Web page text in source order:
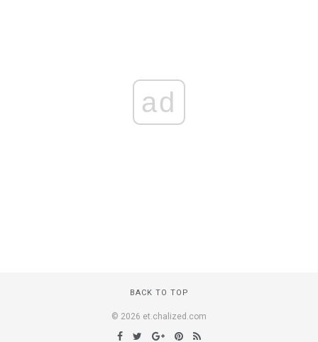
ad
BACK TO TOP
© 2026 et.chalized.com